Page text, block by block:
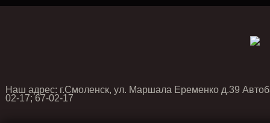
Наш адрес: г.Смоленск, ул. Маршала Еременко д.39
02-17; 67-02-17